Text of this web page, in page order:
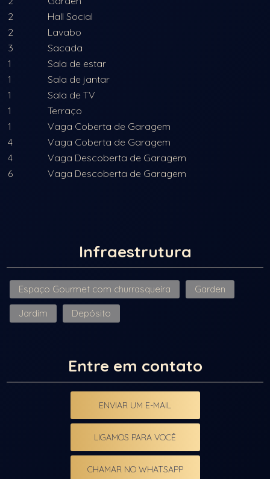
2
Hall Social
2
Lavabo
3
Sacada
1
Sala de estar
1
Sala de jantar
1
Sala de TV
1
Terraço
1
Vaga Coberta de Garagem
4
Vaga Coberta de Garagem
4
Vaga Descoberta de Garagem
6
Vaga Descoberta de Garagem
Infraestrutura
Espaço Gourmet com churrasqueira Garden
Jardim Depósito
Entre em contato
ENVIAR UM E-MAIL
LIGAMOS PARA VOCÊ
CHAMAR NO WHATSAPP